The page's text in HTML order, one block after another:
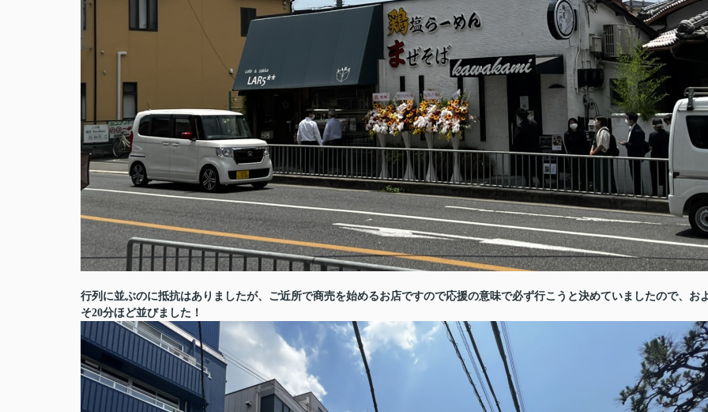
行列に並ぶのに抵抗はありましたが、ご近所で商売を始めるお店ですので応援の意味で必ず行こうと決めていましたので、お
そ20分ほど並びました！